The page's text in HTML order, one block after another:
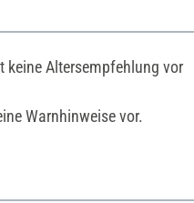
keine Altersempfehlung vor
Warnhinweise vor.